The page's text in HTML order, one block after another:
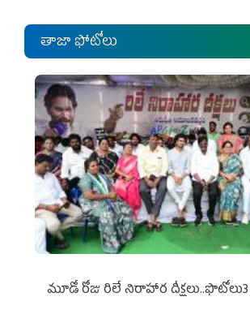
తాజా ఫోటోలు
మూడో రోజు రిలే నిరాహార దీక్షలు..ఫొటోలు3